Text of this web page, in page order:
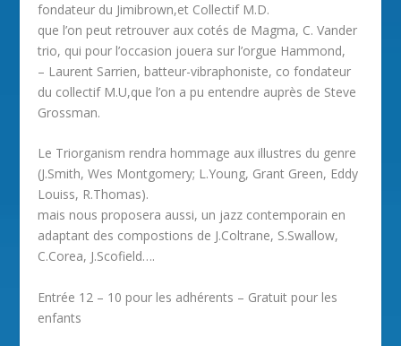
fondateur du Jimibrown,et Collectif M.D.
que l’on peut retrouver aux cotés de Magma, C. Vander
trio, qui pour l’occasion jouera sur l’orgue Hammond,
– Laurent Sarrien, batteur-vibraphoniste, co fondateur
du collectif M.U,que l’on a pu entendre auprès de Steve
Grossman.
Le Triorganism rendra hommage aux illustres du genre
(J.Smith, Wes Montgomery; L.Young, Grant Green, Eddy
Louiss, R.Thomas).
mais nous proposera aussi, un jazz contemporain en
adaptant des compostions de J.Coltrane, S.Swallow,
C.Corea, J.Scofield….
Entrée 12 – 10 pour les adhérents – Gratuit pour les
enfants